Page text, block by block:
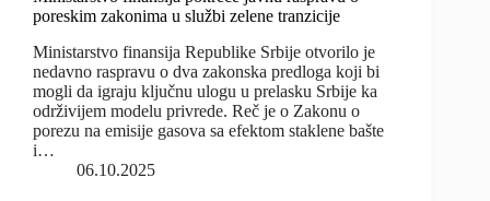
poreskim zakonima u službi zelene tranzicije
Ministarstvo finansija Republike Srbije otvorilo je
nedavno raspravu o dva zakonska predloga koji bi
mogli da igraju ključnu ulogu u prelasku Srbije ka
održivijem modelu privrede. Reč je o Zakonu o
porezu na emisije gasova sa efektom staklene bašte
i…
06.10.2025